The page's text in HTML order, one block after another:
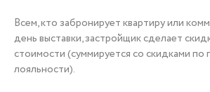
Всем, кто забронирует квартиру или
день выставки, застройщик сделает
стоимости (суммируется со скидками по
лояльности).